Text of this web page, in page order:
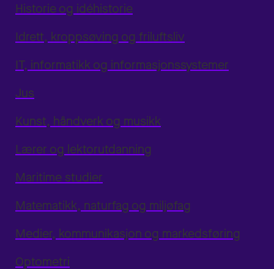
Historie og idéhistorie
Idrett, kroppsøving og friluftsliv
IT, informatikk og informasjonssystemer
Jus
Kunst, håndverk og musikk
Lærer og lektorutdanning
Maritime studier
Matematikk, naturfag og miljøfag
Medier, kommunikasjon og markedsføring
Optometri